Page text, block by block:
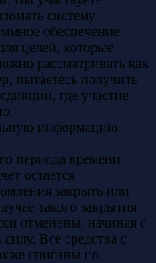
систему.
обеспечение.
целей, которые
рассматривать как
пытаетесь получить
где участие
информацию
периода времени
остается
закрыть или
такого закрытия
отменены, начиная с
Все средства с
списаны по